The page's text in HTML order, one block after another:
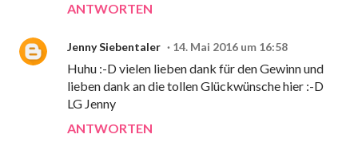
ANTWORTEN
Jenny Siebentaler 14. Mai 2016 um 16:58
Huhu :-D vielen lieben dank für den Gewinn und
lieben dank an die tollen Glückwünsche hier :-D
LG Jenny
ANTWORTEN